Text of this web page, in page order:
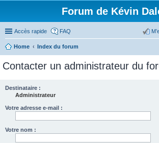
Forum de Kévin
Accès rapide FAQ
Home
Index du forum
Contacter un administrateur du
Destinataire :
Administrateur
Votre adresse e-mail :
Votre nom :